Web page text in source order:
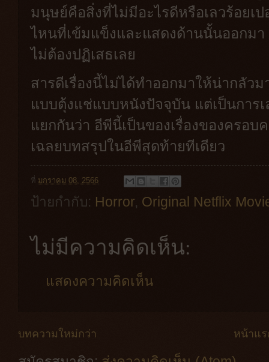
มนุษย์คือสิ่งที่ไม่มีอะไรดีหรือเลวร้อยเ
ไหนที่เข้มแข็งและแสดงด้านนั้นออกม
ไม่ต้องปฏิเสธเลย
สารดีเรื่องนี้ไม่ได้ทำออกมาให้น่ากลัว
แบบตุ้งแช่แบบหนังปัจจุบัน แต่เป็นการ
แยกกันว่า อีพีนี้เป็นของเรื่องของครอ
เฉลยบทสรุปในอีพีสุดท้ายทีเดียว
ที่ มกราคม 08, 2566
ป้ายกำกับ: Horror, Original Netflix
ไม่มีความคิดเห็น:
แสดงความคิดเห็น
บทความใหม่กว่า หน้าแร